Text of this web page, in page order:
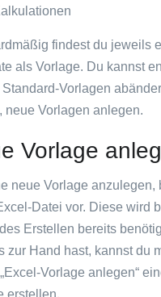
findest du jeweils
als Vorlage. Du kannst
Standard-Vorlagen
neue Vorlagen anlegen.
Vorlage
neue Vorlage anzulegen,
Datei vor. Diese wird
Erstellen bereits
zur Hand hast, kannst du
Vorlage anlegen“